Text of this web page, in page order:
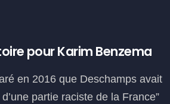
pour Karim Benzema
en 2016 que Deschamps avait
partie raciste de la France”